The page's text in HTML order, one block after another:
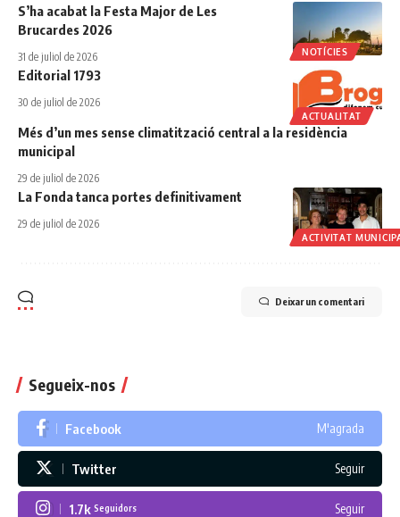
NOTÍCIES
S’ha acabat la Festa Major de Les
Brucardes 2026
31 de juliol de 2026
ACTUALITAT
Editorial 1793
30 de juliol de 2026
Més d’un mes sense climatització central a la residència
municipal
29 de juliol de 2026
ACTIVITAT
La Fonda tanca portes definitivament
29 de juliol de 2026
Deixar un comentari
Segueix-nos
Facebook M'agrada
Twitter Seguir
1.7k Seguidors Seguir